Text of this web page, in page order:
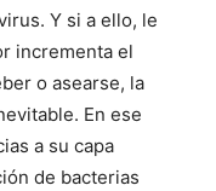
Y si a ello, le
incrementa el
o asearse, la
En ese
a su capa
de bacterias